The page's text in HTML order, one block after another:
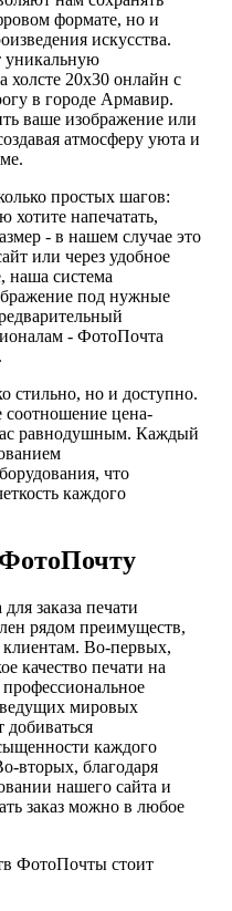
формате, но и
искусства.
уникальную
холсте 20х30 онлайн с
в городе Армавир.
ваше изображение или
атмосферу уюта и
простых шагов:
хотите напечатать,
- в нашем случае это
или через удобное
наша система
под нужные
- ФотоПочта
стильно, но и доступно.
соотношение цена-
равнодушным. Каждый
что
каждого
заказа печати
рядом преимуществ,
Во-первых,
качество печати на
мировых
добиваться
каждого
вторых, благодаря
нашего сайта и
заказ можно в любое
ФотоПочты стоит